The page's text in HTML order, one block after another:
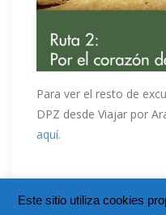
Para ver el resto de
DPZ desde Viajar por
aquí.
Este sitio utiliza cookies